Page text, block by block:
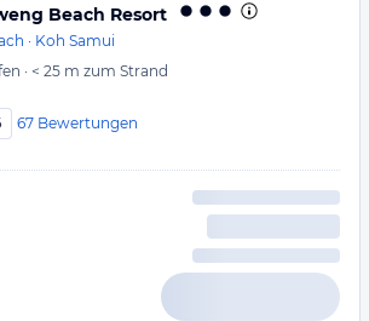
Beach Resort
· Koh Samui
· < 25 m zum Strand
67 Bewertungen